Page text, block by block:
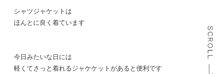
シャツジャケットは
ほんとに良く着ています
今日みたいな日には
軽くてさっと着れるジャケケットがあると便利です